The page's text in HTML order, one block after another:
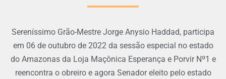
Sereníssimo Grão-Mestre Jorge Anysio Haddad, participa
em 06 de outubro de 2022 da sessão especial no estado
do Amazonas da Loja Maçônica Esperança e Porvir Nº1 e
reencontra o obreiro e agora Senador eleito pelo estado